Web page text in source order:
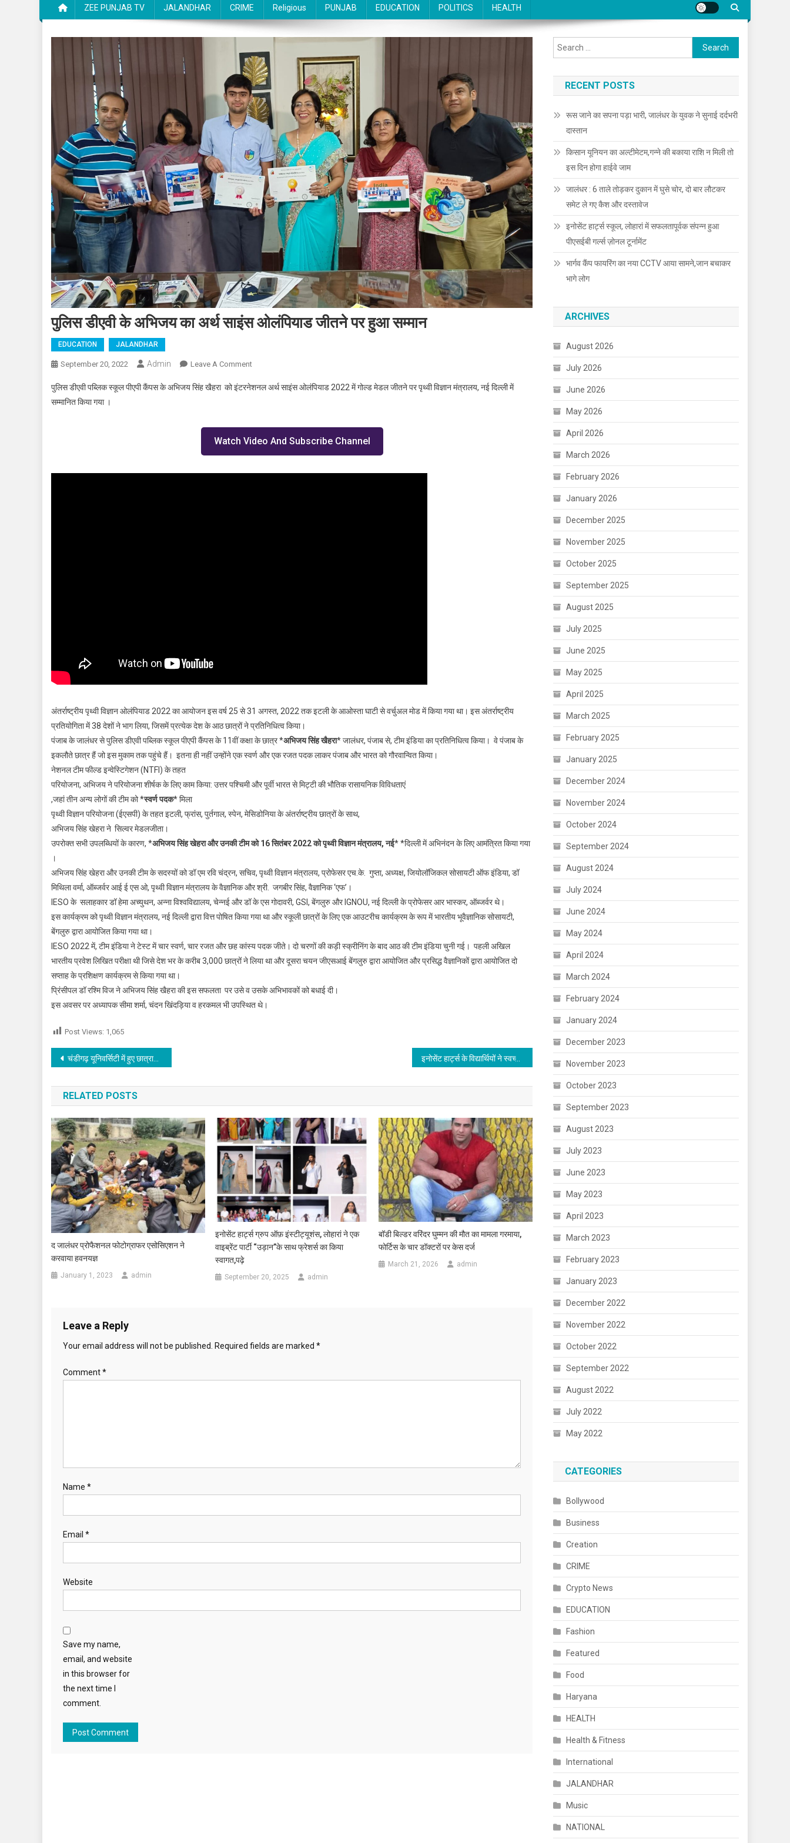
ZEE PUNJAB TV JALANDHAR CRIME Religious PUNJAB EDUCATION POLITICS HEALTH
पुलिस डीएवी के अभिजय का अर्थ साइंस ओलंपियाड जीतने पर हुआ सम्मान
EDUCATION JALANDHAR
September 20, 2022 Admin Leave A Comment
पुलिस डीएवी पब्लिक स्कूल पीएपी कैंपस के अभिजय सिंह खैहरा को इंटरनेशनल अर्थ साइंस ओलंपियाड 2022 में गोल्ड मेडल जीतने पर पृथ्वी विज्ञान मंत्रालय, नई दिल्ली में
सम्मानित किया गया ।
Watch Video And Subscribe Channel
अंतर्राष्ट्रीय पृथ्वी विज्ञान ओलंपियाड 2022 का आयोजन इस वर्ष 25 से 31 अगस्त, 2022 तक इटली के आओस्ता घाटी से वर्चुअल मोड में किया गया था। इस अंतर्राष्ट्रीय
प्रतियोगिता में 38 देशों ने भाग लिया, जिसमें प्रत्येक देश के आठ छात्रों ने प्रतिनिधित्व किया।
पंजाब के जालंधर से पुलिस डीएवी पब्लिक स्कूल पीएपी कैंपस के 11वीं कक्षा के छात्र *अभिजय सिंह खैहरा* जालंधर, पंजाब से, टीम इंडिया का प्रतिनिधित्व किया। वे पंजाब के
इकलौते छात्र हैं जो इस मुकाम तक पहुंचे हैं। इतना ही नहीं उन्होंने एक स्वर्ण और एक रजत पदक लाकर पंजाब और भारत को गौरवान्वित किया।
नेशनल टीम फील्ड इन्वेस्टिगेशन (NTFI) के तहत
परियोजना, अभिजय ने परियोजना शीर्षक के लिए काम किया: उत्तर पश्चिमी और पूर्वी भारत से मिट्टी की भौतिक रासायनिक विविधताएं
,जहां तीन अन्य लोगों की टीम को *स्वर्ण पदक* मिला
पृथ्वी विज्ञान परियोजना (ईएसपी) के तहत इटली, फ्रांस, पुर्तगाल, स्पेन, मेसिडोनिया के अंतर्राष्ट्रीय छात्रों के साथ,
अभिजय सिंह खेहरा ने सिल्वर मेडलजीता।
उपरोक्त सभी उपलब्धियों के कारण, *अभिजय सिंह खेहरा और उनकी टीम को 16 सितंबर 2022 को पृथ्वी विज्ञान मंत्रालय, नई* *दिल्ली में अभिनंदन के लिए आमंत्रित किया गया
।
अभिजय सिंह खेहरा और उनकी टीम के सदस्यों को डॉ एम रवि चंद्रन, सचिव, पृथ्वी विज्ञान मंत्रालय, प्रोफेसर एच.के. गुप्ता, अध्यक्ष, जियोलॉजिकल सोसायटी ऑफ इंडिया, डॉ
मिथिला वर्मा, ऑब्जर्वर आई ई एस ओ, पृथ्वी विज्ञान मंत्रालय के वैज्ञानिक और श्री. जगबीर सिंह, वैज्ञानिक ‘एफ’।
IESO के सलाहकार डॉ हेमा अच्युथन, अन्ना विश्वविद्यालय, चेन्नई और डॉ के एस गोदावरी, GSI, बेंगलुरु और IGNOU, नई दिल्ली के प्रोफेसर आर भास्कर, ऑब्जर्वर थे।
इस कार्यक्रम को पृथ्वी विज्ञान मंत्रालय, नई दिल्ली द्वारा वित्त पोषित किया गया था और स्कूली छात्रों के लिए एक आउटरीच कार्यक्रम के रूप में भारतीय भूवैज्ञानिक सोसायटी,
बेंगलुरु द्वारा आयोजित किया गया था।
IESO 2022 में, टीम इंडिया ने टेस्ट में चार स्वर्ण, चार रजत और छह कांस्य पदक जीते। दो चरणों की कड़ी स्क्रीनिंग के बाद आठ की टीम इंडिया चुनी गई। पहली अखिल
भारतीय प्रवेश लिखित परीक्षा थी जिसे देश भर के करीब 3,000 छात्रों ने लिया था और दूसरा चयन जीएसआई बेंगलुरु द्वारा आयोजित और प्रसिद्ध वैज्ञानिकों द्वारा आयोजित दो
सप्ताह के प्रशिक्षण कार्यक्रम से किया गया था।
प्रिंसीपल डॉ रश्मि विज ने अभिजय सिंह खैहरा की इस सफलता पर उसे व उसके अभिभावकों को बधाई दी।
इस अवसर पर अध्यापक सीमा शर्मा, चंदन खिंदड़िया व हरकमल भी उपस्थित थे।
Post Views: 1,065
Post navigation
चंडीगढ़ यूनिवर्सिटी में हुए छात्राओं की वीडियो वायरल मामले में आप युवा नेता मनदीप ने की कड़ी निंदा इनोसेंट हार्ट्स के विद्यार्थियों ने स्वच्छ, स्वस्थ, सशक्त भारत के तहत स्वच्छता की शपथ
RELATED POSTS
द जालंधर प्रोफैशनल फोटोग्राफर एसोसिएशन ने
करवाया हवनयज्ञ
January 1, 2023 admin
इनोसेंट हार्ट्स ग्रुप ऑफ़ इंस्टीट्यूशंस, लोहारां ने एक
वाइब्रेंट पार्टी “उड़ान”के साथ फ्रेशर्स का किया
स्वागत,पढ़े
September 20, 2025 admin
बॉडी बिल्डर वरिंदर घुम्मन की मौत का मामला गरमाया,
फोर्टिस के चार डॉक्टरों पर केस दर्ज
March 21, 2026 admin
Leave a Reply
Your email address will not be published. Required fields are marked *
Comment*
Name *
Email *
Website
Save my name,
email, and website
in this browser for
the next time I
comment.
Search for:
RECENT POSTS
रूस जाने का सपना पड़ा भारी, जालंधर के युवक ने सुनाई दर्दभरी
दास्तान
किसान यूनियन का अल्टीमेटम,गन्ने की बकाया राशि न मिली तो
इस दिन होगा हाईवे जाम
जालंधर : 6 ताले तोड़कर दुकान में घुसे चोर, दो बार लौटकर
समेट ले गए कैश और दस्तावेज
इनोसेंट हार्ट्स स्कूल, लोहारां में सफलतापूर्वक संपन्न हुआ
पीएसईबी गर्ल्स ज़ोनल टूर्नामेंट
भार्गव कैंप फायरिंग का नया CCTV आया सामने,जान बचाकर
भागे लोग
ARCHIVES
August 2026
July 2026
June 2026
May 2026
April 2026
March 2026
February 2026
January 2026
December 2025
November 2025
October 2025
September 2025
August 2025
July 2025
June 2025
May 2025
April 2025
March 2025
February 2025
January 2025
December 2024
November 2024
October 2024
September 2024
August 2024
July 2024
June 2024
May 2024
April 2024
March 2024
February 2024
January 2024
December 2023
November 2023
October 2023
September 2023
August 2023
July 2023
June 2023
May 2023
April 2023
March 2023
February 2023
January 2023
December 2022
November 2022
October 2022
September 2022
August 2022
July 2022
May 2022
CATEGORIES
Bollywood
Business
Creation
CRIME
Crypto News
EDUCATION
Fashion
Featured
Food
Haryana
HEALTH
Health & Fitness
International
JALANDHAR
Music
NATIONAL